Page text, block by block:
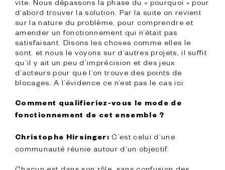
vite. Nous dépassons la phase du « pourquoi » pour
d’abord trouver la solution. Par la suite on revient
sur la nature du problème, pour comprendre et
amender un fonctionnement qui n’était pas
satisfaisant. Disons les choses comme elles le
sont, et nous le voyons sur d’autres projets, il suffit
qu’il y ait un peu d’imprécision et des jeux
d’acteurs pour que l’on trouve des points de
blocages. A l’évidence ce n’est pas le cas ici.
Comment qualifieriez-vous le mode de
fonctionnement de cet ensemble ?
Christophe Hirsinger: C’est celui d’une
communauté réunie autour d’un objectif.